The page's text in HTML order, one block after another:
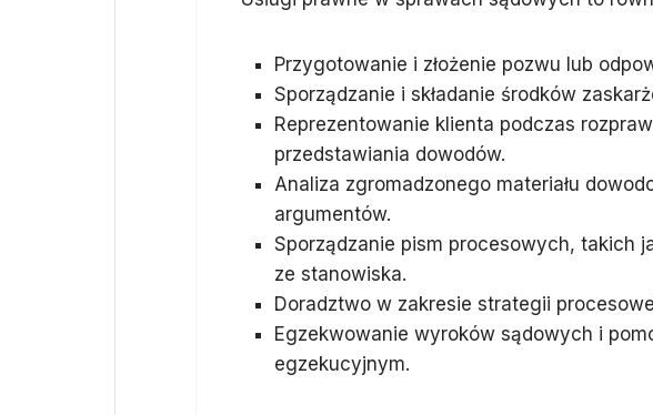
Przygotowanie i złożenie pozwu lub
Sporządzanie i składanie środków
Reprezentowanie klienta podczas
przedstawiania dowodów.
Analiza zgromadzonego materiału
argumentów.
Sporządzanie pism procesowych, takich
ze stanowiska.
Doradztwo w zakresie strategii
Egzekwowanie wyroków sądowych i
egzekucyjnym.